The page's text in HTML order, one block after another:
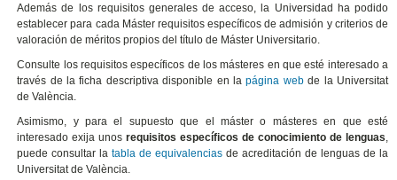
Además de los requisitos generales de acceso, la Universidad ha podido
establecer para cada Máster requisitos específicos de admisión y criterios de
valoración de méritos propios del título de Máster Universitario.
Consulte los requisitos específicos de los másteres en que esté interesado a
través de la ficha descriptiva disponible en lapágina webde la Universitat
de València.
Asimismo, y para el supuesto que el máster o másteres en que esté
interesado exija unosrequisitos específicos de conocimiento de lenguas,
puede consultar latabla de equivalencias de acreditación de lenguas de la
Universitat de València.